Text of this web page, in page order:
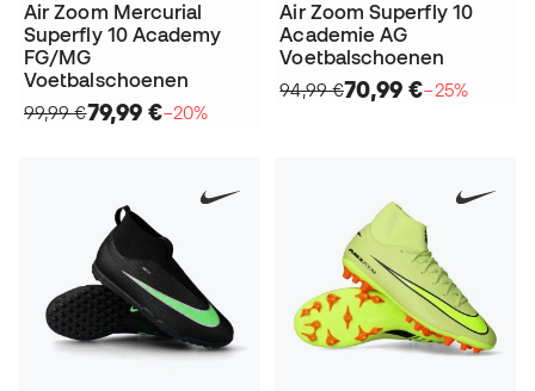
Air Zoom Mercurial
Superfly 10 Academy
FG/MG
Voetbalschoenen
99,99 €79,99 €−20%
Air Zoom Superfly 10
Academie AG
Voetbalschoenen
94,99 €70,99 €−25%